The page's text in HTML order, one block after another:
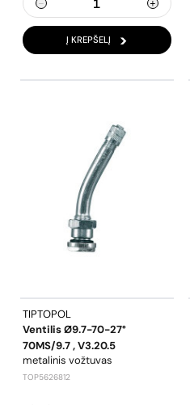
Į KREPŠELĮ
TIPTOPOL
Ventilis Ø9.7-70-27°
70MS/9.7 , V3.20.5
metalinis vožtuvas
TOP5626812